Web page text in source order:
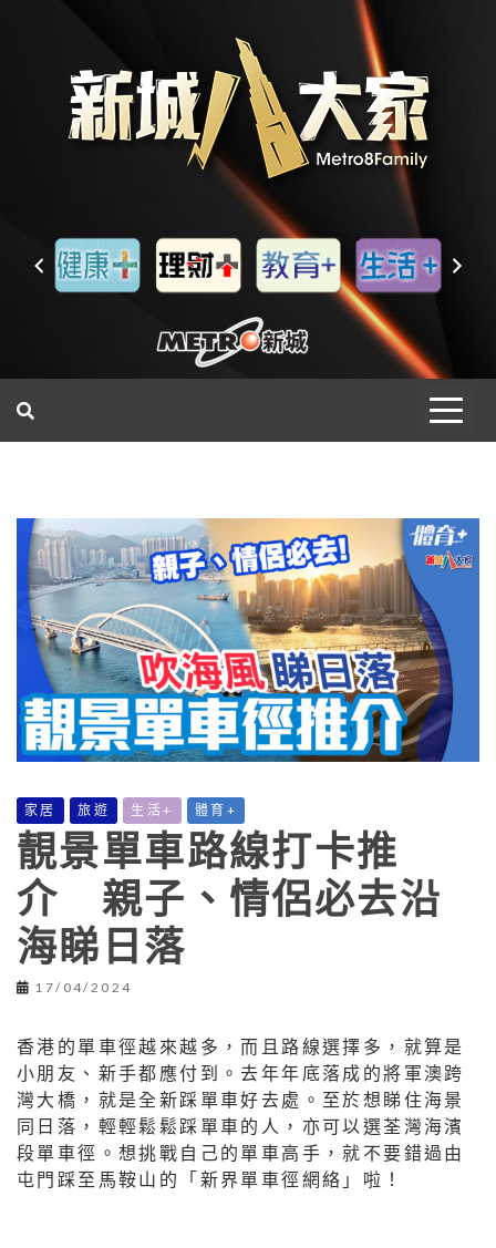
家居 旅遊 生活+ 體育+
靚景單車路線打卡推
介 親子、情侶必去沿
海睇日落
17/04/2024
香港的單車徑越來越多，而且路線選擇多，就算是
小朋友、新手都應付到。去年年底落成的將軍澳跨
灣大橋，就是全新踩單車好去處。至於想睇住海景
同日落，輕輕鬆鬆踩單車的人，亦可以選荃灣海濱
段單車徑。想挑戰自己的單車高手，就不要錯過由
屯門踩至馬鞍山的「新界單車徑網絡」啦！